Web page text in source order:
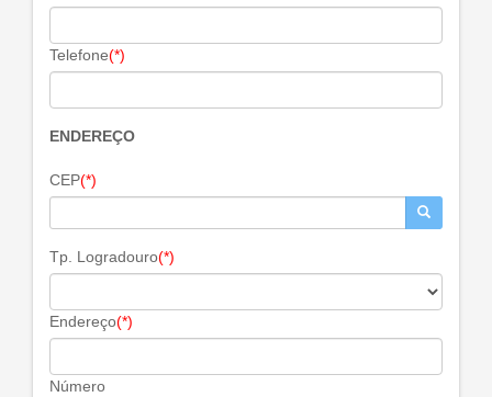
Telefone(*)
ENDEREÇO
CEP(*)
Tp. Logradouro(*)
Endereço(*)
Número